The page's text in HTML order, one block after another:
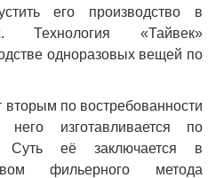
его производство в
Технология «Тайвек»
одноразовых вещей по
по востребованности
изготавливается по
Суть её заключается в
фильерного метода